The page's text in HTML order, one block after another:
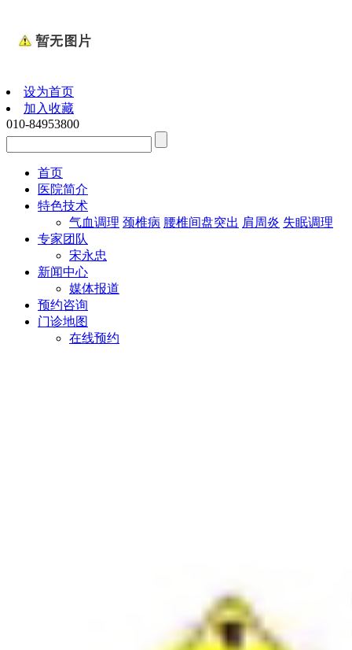
设为首页
加入收藏
010-84953800
首页
医院简介
特色技术
气血调理 颈椎病 腰椎间盘突出 肩周炎 失眠调理
专家团队
宋永忠
新闻中心
媒体报道
预约咨询
门诊地图
在线预约